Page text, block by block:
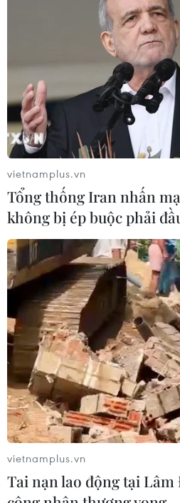
vietnamplus.vn
Tổng thống Iran nhấn
không bị ép buộc phải
vietnamplus.vn
Tai nạn lao động tại